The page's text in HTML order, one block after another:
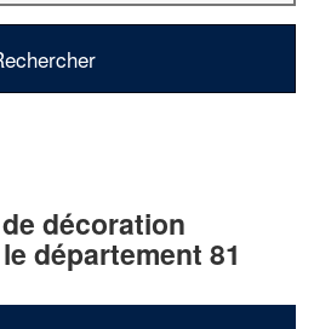
décoration
département 81